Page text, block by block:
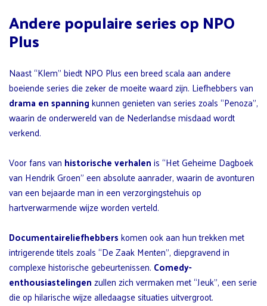
Andere populaire series op NPO
Plus
Naast “Klem” biedt NPO Plus een breed scala aan andere
boeiende series die zeker de moeite waard zijn. Liefhebbers van
drama en spanningkunnen genieten van series zoals “Penoza”,
waarin de onderwereld van de Nederlandse misdaad wordt
verkend.
Voor fans van historische verhalenis “Het Geheime Dagboek
van Hendrik Groen” een absolute aanrader, waarin de avonturen
van een bejaarde man in een verzorgingstehuis op
hartverwarmende wijze worden verteld.
Documentaireliefhebberskomen ook aan hun trekken met
intrigerende titels zoals “De Zaak Menten”, diepgravend in
complexe historische gebeurtenissen. Comedy-
enthousiastelingenzullen zich vermaken met “Jeuk”, een serie
die op hilarische wijze alledaagse situaties uitvergroot.